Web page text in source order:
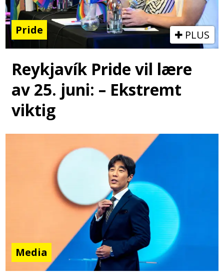
Pride PLUS
Reykjavík Pride vil lære
av 25. juni: – Ekstremt
viktig
Media